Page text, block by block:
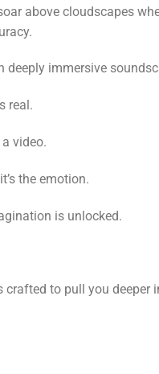
above cloudscapes
deeply immersive
real.
video.
the emotion.
is unlocked.
to pull you deeper